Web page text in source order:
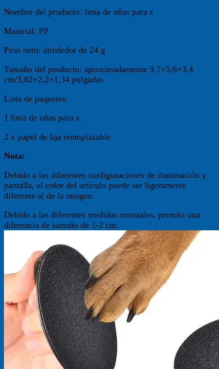
Nombre del producto: lima de uñas para s
Material: PP
Peso neto: alrededor de 24 g
Tamaño del producto: aproximadamente 9,7×5,6×3,4
cm/3,82×2,2×1,34 pulgadas
Lista de paquetes:
1 lima de uñas para s.
2 x papel de lija reemplazable
Nota:
Debido a las diferentes configuraciones de iluminación y
pantalla, el color del artículo puede ser ligeramente
diferente al de la imagen.
Debido a las diferentes medidas manuales, permita una
diferencia de tamaño de 1-2 cm.